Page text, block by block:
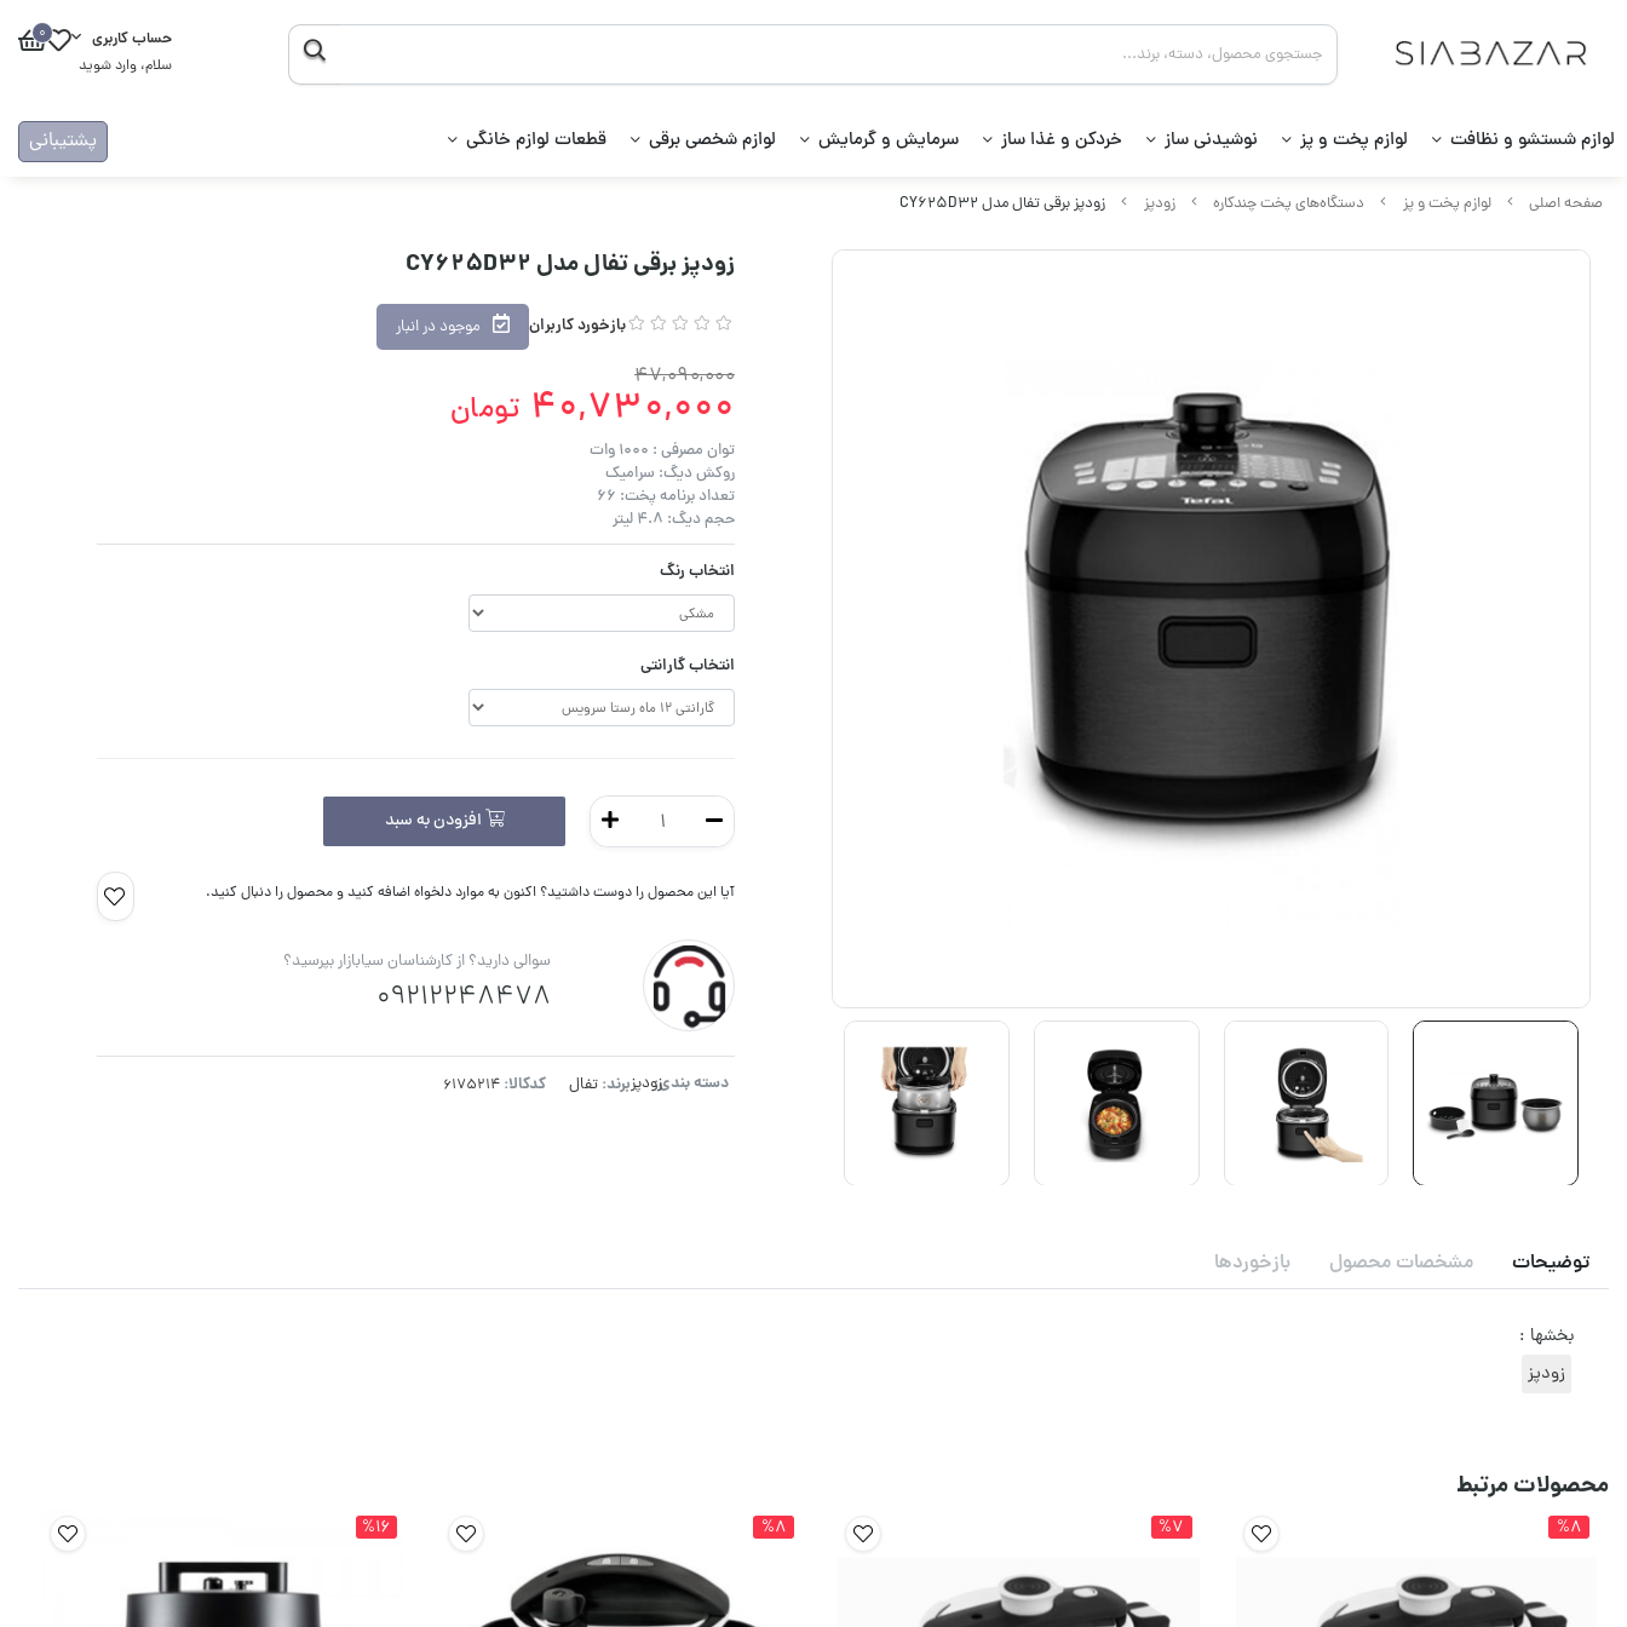
حساب کاربری
سلام، وارد شوید
0
لوازم شستشو و نظافت لوازم پخت و پز نوشیدنی ساز خردکن و غذا ساز سرمایش و گرمایش لوازم شخصی برقی قطعات لوازم خانگی پشتیبانی
صفحه اصلی لوازم پخت و پز دستگاه‌های پخت چندکاره زودپز زودپز برقی تفال مدل CY625D32
زودپز برقی تفال مدل CY625D32
بازخورد کاربران موجود در انبار
47,090,000
40,730,000 تومان
توان مصرفی : 1000 وات
روکش دیگ: سرامیک
تعداد برنامه پخت: 66
حجم دیگ: 4.8 لیتر
انتخاب رنگ
انتخاب گارانتی
افزودن به سبد
آیا این محصول را دوست داشتید؟ اکنون به موارد دلخواه اضافه کنید و محصول را دنبال کنید.
سوالی دارید؟ از کارشناسان سیابازار بپرسید؟
09212248478
دسته بندی:زودپزبرند: تفال کدکالا:
توضیحات مشخصات محصول بازخوردها
بخشها :
زودپز
محصولات مرتبط
%8
%7
%8
%16